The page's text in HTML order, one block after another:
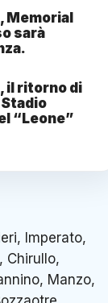
Memorial
sarà
il ritorno di
“Leone”
Imperato,
Chirullo,
Manzo,